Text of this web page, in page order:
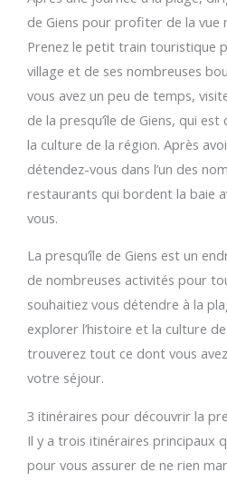
de Giens pour profiter de la vue
Prenez le petit train touristique
village et de ses nombreuses
vous avez un peu de temps,
de la presqu’île de Giens, qui est
la culture de la région. Après
détendez-vous dans l’un des
restaurants qui bordent la baie
vous.
La presqu’île de Giens est un
de nombreuses activités pour
souhaitiez vous détendre à la
explorer l’histoire et la culture
trouverez tout ce dont vous
votre séjour.
3 itinéraires pour découvrir la
Il y a trois itinéraires principaux
pour vous assurer de ne rien